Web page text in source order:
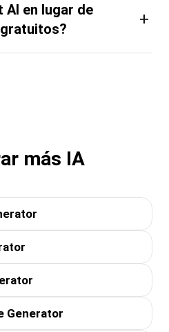
AI en lugar de
+
más IA
Generator